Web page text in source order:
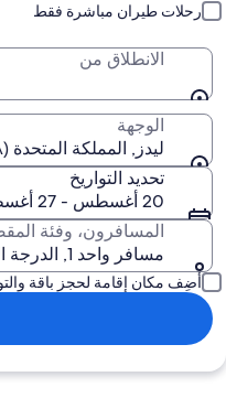
رحلات طيران مباشرة فقط
الانطلاق من
الوجهة
ليدز, المملكة المتحدة (LBA-ليدز برادفورد)
تحديد التواريخ
20 أغسطس - 27 أغسطس
المسافرون، وفئة
مسافر واحد 1, الدرجة الاقتصادية
أضِف مكان إقامة لحجز باقة